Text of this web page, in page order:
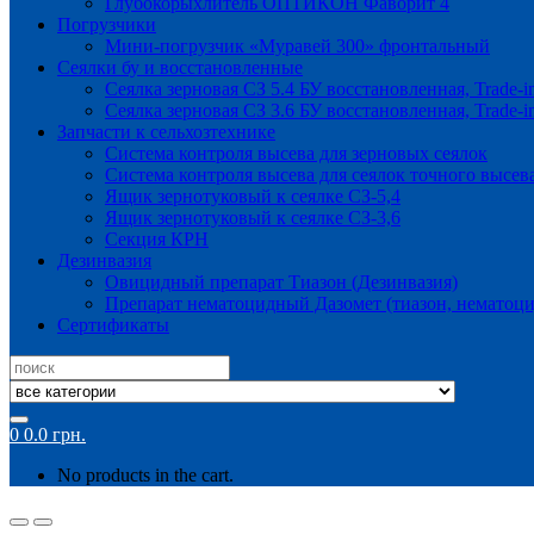
Погрузчики
Мини-погрузчик «Муравей 300» фронтальный
Сеялки бу и восстановленные
Сеялка зерновая СЗ 5.4 БУ восстановленная, Trade-
Сеялка зерновая СЗ 3.6 БУ восстановленная, Trade-
Запчасти к сельхозтехнике
Система контроля высева для зерновых сеялок
Система контроля высева для сеялок точного
Ящик зернотуковый к сеялке СЗ-5,4
Ящик зернотуковый к сеялке СЗ-3,6
Секция КРН
Дезинвазия
Овицидный препарат Тиазон (Дезинвазия)
Препарат нематоцидный Дазомет (тиазон,
Сертификаты
Search
for:
0 0.0 грн.
No products in the cart.